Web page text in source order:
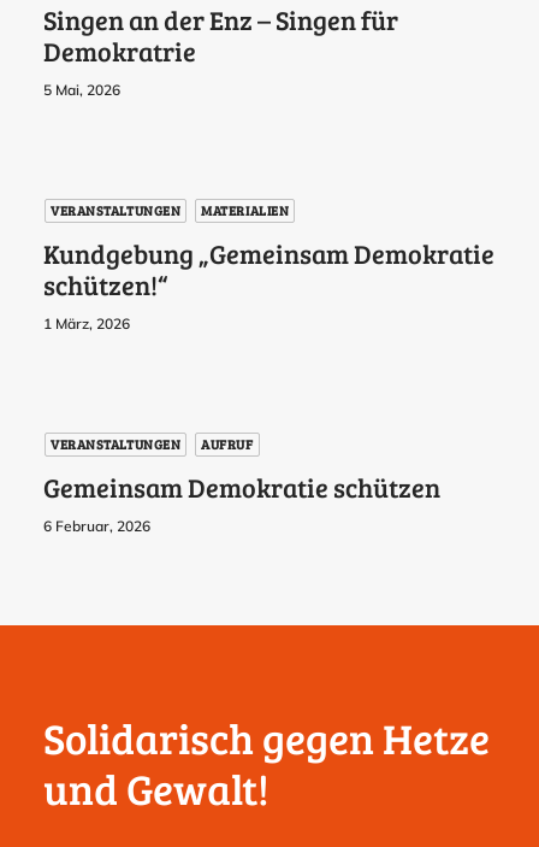
Singen an der Enz – Singen für
Demokratrie
5 Mai, 2026
VERANSTALTUNGEN MATERIALIEN
Kundgebung „Gemeinsam Demokratie
schützen!“
1 März, 2026
VERANSTALTUNGEN AUFRUF
Gemeinsam Demokratie schützen
6 Februar, 2026
Solidarisch gegen Hetze
und Gewalt!